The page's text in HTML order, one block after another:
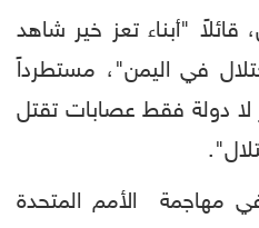
قائلاً "أبناء تعز خير شاهد
في اليمن"، مستطرداً
لا دولة فقط عصابات تقتل
مهاجمة الأمم المتحدة